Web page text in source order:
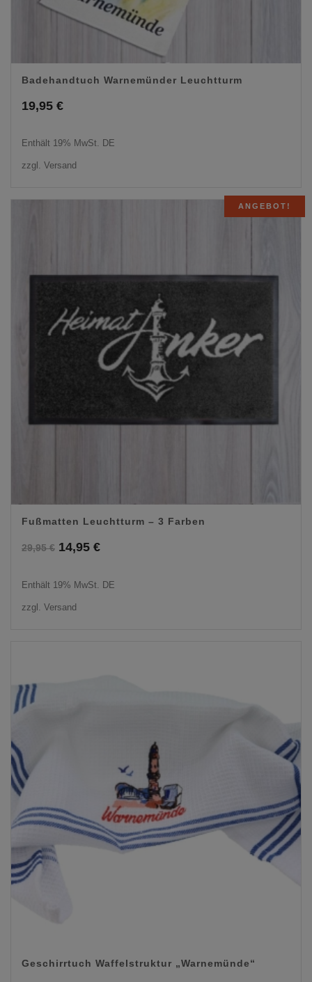
Badehandtuch Warnemünder Leuchtturm
19,95 €
Enthält 19% MwSt. DE
zzgl. Versand
ANGEBOT!
Fußmatten Leuchtturm – 3 Farben
29,95€ Ursprünglicher
14,95 €Aktueller
Enthält 19% MwSt. DE
zzgl. Versand
Geschirrtuch Waffelstruktur „Warnemünde“